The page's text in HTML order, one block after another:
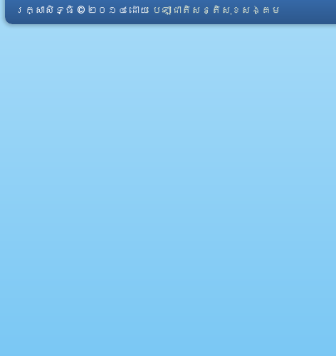
រក្សាសិទ្ធិ © ២០១៤ ដោយ​ បេឡាជាតិសន្តិសុខសង្គម